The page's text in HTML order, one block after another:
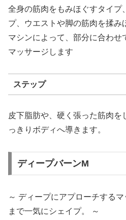
全身の筋肉をもみほぐすタイプ
プ、ウエストや脚の筋肉を揉み
マシンによって、部分に合わせ
マッサージします
ステップ
皮下脂肪や、硬く張った筋肉を
っきりボディへ導きます。
ディープバーンM
～ ディープにアプローチする
まで一気にシェイプ。 ～